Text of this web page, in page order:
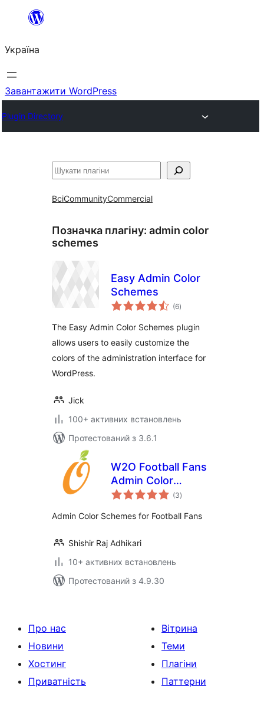
Перейти
вмісту
Україна
Завантажити WordPress
Plugin Directory
Пошук
ВсіCommunityCommercial
Позначка плагіну: admin color
schemes
Easy Admin Color
Schemes
(6загальний
рейтинг
)
The Easy Admin Color Schemes plugin
allows users to easily customize the
colors of the administration interface for
WordPress.
Jick
100+ активних встановлень
Протестований з 3.6.1
W2O Football Fans
Admin Color
Schemes
(3загальний
рейтинг
)
Admin Color Schemes for Football Fans
Shishir Raj Adhikari
10+ активних встановлень
Протестований з 4.9.30
Про нас
Новини
Хостинг
Приватність
Вітрина
Теми
Плагіни
Паттерни